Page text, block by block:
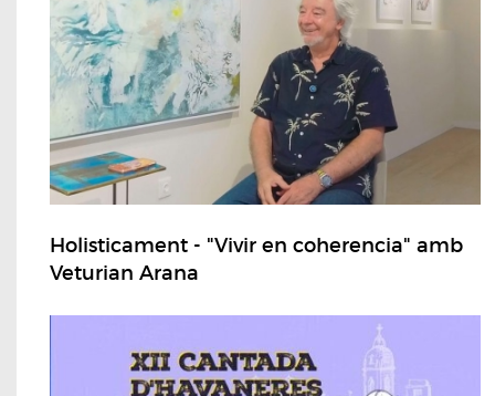
Holisticament - "Vivir en coherencia" amb
Veturian Arana